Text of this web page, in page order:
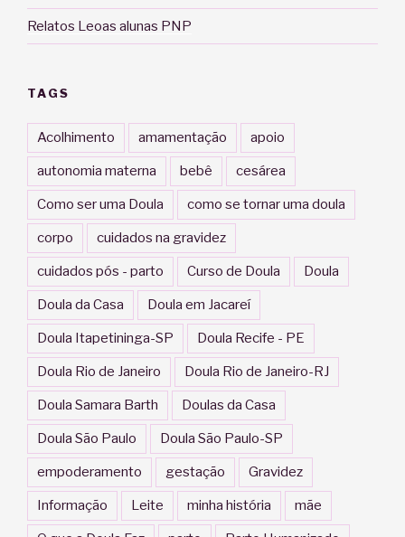
Relatos Leoas alunas PNP
TAGS
Acolhimento amamentação apoio
autonomia materna bebê cesárea
Como ser uma Doula como se tornar uma doula
corpo cuidados na gravidez
cuidados pós - parto Curso de Doula Doula
Doula da Casa Doula em Jacareí
Doula Itapetininga-SP Doula Recife - PE
Doula Rio de Janeiro Doula Rio de Janeiro-RJ
Doula Samara Barth Doulas da Casa
Doula São Paulo Doula São Paulo-SP
empoderamento gestação Gravidez
Informação Leite minha história mãe